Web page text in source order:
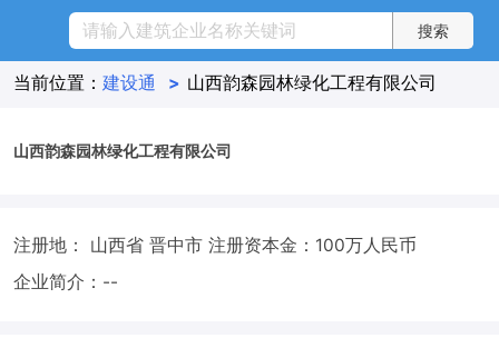
当前位置： 建设通 > 山西韵森园林绿化工程有限公司
山西韵森园林绿化工程有限公司
注册地： 山西省 晋中市 注册资本金：100万人民币
企业简介：--